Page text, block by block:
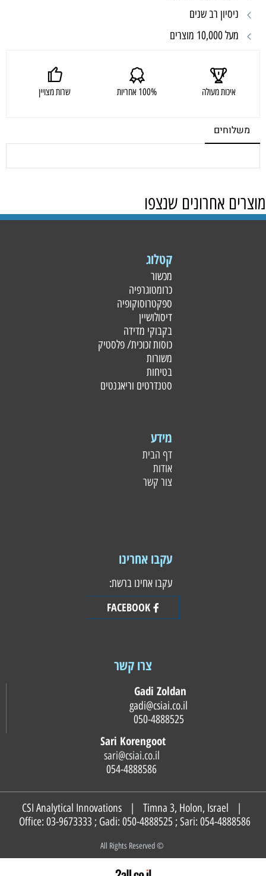
ניסיון רב שנים
מעל 10,000 מוצרים
איכות מעולה 100% אחריות שרות מצויין
משלוחים
מוצרים אחרונים שנצפו
קטלוג
מכשור
כרומטוגרפיה
ספקטרוסוקופיה
דיסולושיין
בקבוקי מדידה
כוסות זכוכית/ פלסטיק
משורות
בטיחות
סטנדרטים וריאגנטים
מידע
דף הבית
אודות
צור קשר
עקבו אחרינו
עקבו אחינו ברשת:
FACEBOOK
צרו קשר
Gadi Zoldan
Sari Korengoot
sari@csiai.co.il
CSI Analytical Innovations | Timna 3, Holon, Israel |
Office: 03-9673333 ; Gadi: 050-4888525 ; Sari: 054-4888586
© All Rights Reserved